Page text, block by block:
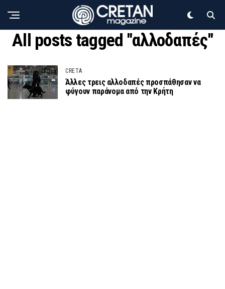
All posts tagged "αλλοδαπές"
CRETA
Άλλες τρεις αλλοδαπές προσπάθησαν να
φύγουν παράνομα από την Κρήτη